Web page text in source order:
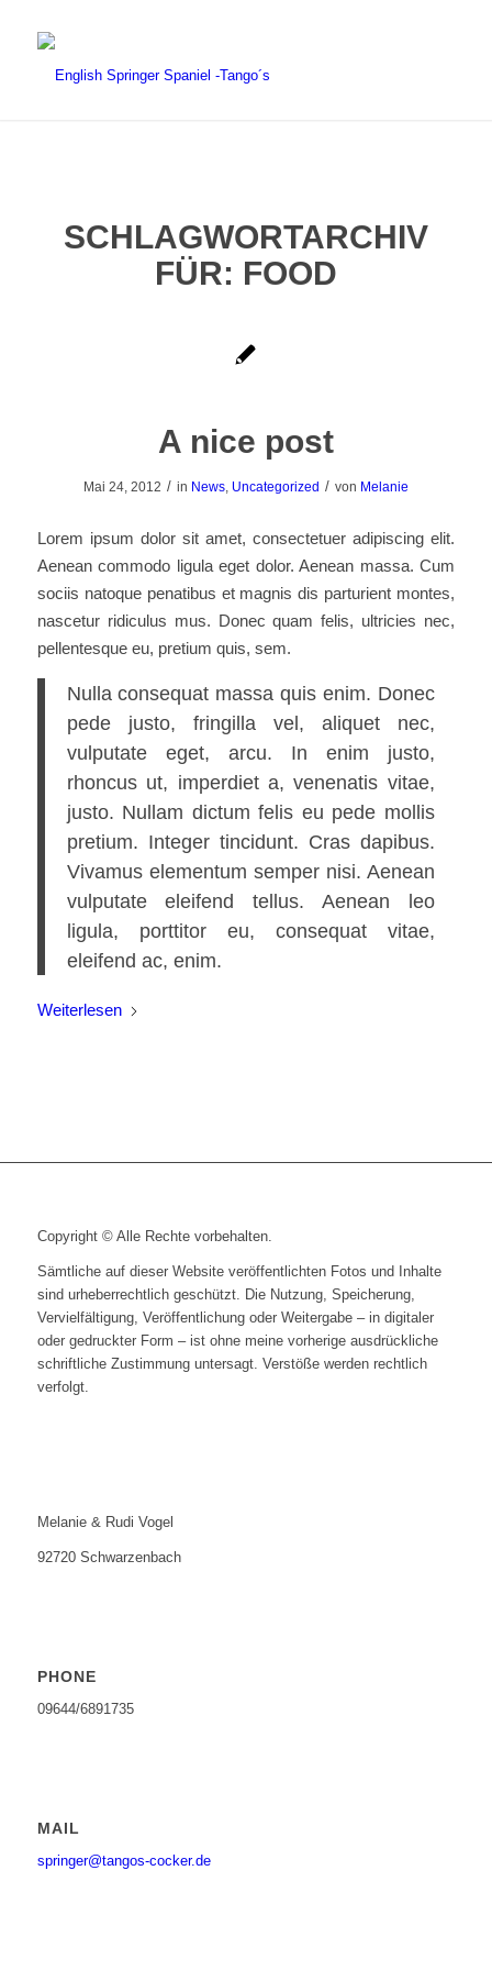
SCHLAGWORTARCHIV
FÜR: FOOD
A nice post
Mai 24, 2012 / in News, Uncategorized / von Melanie
Lorem ipsum dolor sit amet, consectetuer adipiscing elit.
Aenean commodo ligula eget dolor. Aenean massa. Cum
sociis natoque penatibus et magnis dis parturient montes,
nascetur ridiculus mus. Donec quam felis, ultricies nec,
pellentesque eu, pretium quis, sem.
Nulla consequat massa quis enim. Donec
pede justo, fringilla vel, aliquet nec,
vulputate eget, arcu. In enim justo,
rhoncus ut, imperdiet a, venenatis vitae,
justo. Nullam dictum felis eu pede mollis
pretium. Integer tincidunt. Cras dapibus.
Vivamus elementum semper nisi. Aenean
vulputate eleifend tellus. Aenean leo
ligula, porttitor eu, consequat vitae,
eleifend ac, enim.
Weiterlesen
Copyright © Alle Rechte vorbehalten.
Sämtliche auf dieser Website veröffentlichten Fotos und Inhalte
sind urheberrechtlich geschützt. Die Nutzung, Speicherung,
Vervielfältigung, Veröffentlichung oder Weitergabe – in digitaler
oder gedruckter Form – ist ohne meine vorherige ausdrückliche
schriftliche Zustimmung untersagt. Verstöße werden rechtlich
verfolgt.
Melanie & Rudi Vogel
92720 Schwarzenbach
PHONE
09644/6891735
MAIL
springer@tangos-cocker.de